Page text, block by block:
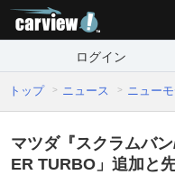
ログイン
トップ ニュース ニュー
マツダ『スクラムバ
ER TURBO」追加と